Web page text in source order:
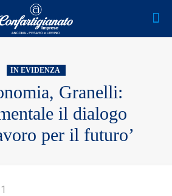
IN EVIDENZA
Granelli:
il dialogo
per il futuro’